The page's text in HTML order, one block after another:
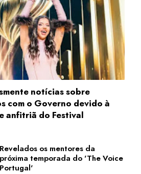
notícias sobre
com o Governo devido à
anfitriã do Festival
Revelados os mentores da
próxima temporada do 'The Voice
Portugal'